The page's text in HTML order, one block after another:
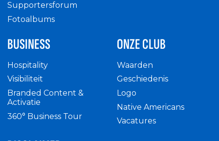
Supportersforum
Fotoalbums
BUSINESS
Hospitality
Visibiliteit
Branded Content &
Activatie
360° Business Tour
ONZE CLUB
Waarden
Geschiedenis
Logo
Native Americans
Vacatures